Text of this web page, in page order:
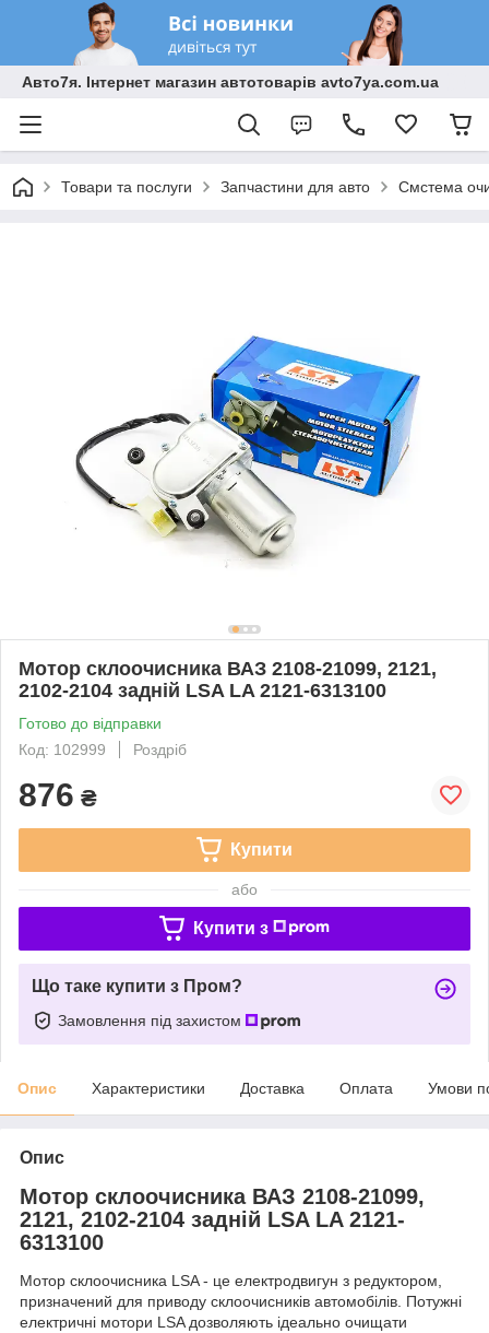
Авто7я. Інтернет магазин автотоварів avto7ya.com.ua
Товари та послуги Запчастини для авто Смстема
Мотор склоочисника ВАЗ 2108-21099, 2121,
2102-2104 задній LSA LA 2121-6313100
Готово до відправки
Код: 102999
Роздріб
876 ₴
Купити
або
Купити з
Що таке купити з Пром?
Замовлення під захистом
Опис Характеристики Доставка Оплата Умови
Опис
Мотор склоочисника ВАЗ 2108-21099,
2121, 2102-2104 задній LSA LA 2121-
6313100
Мотор склоочисника LSA - це електродвигун з редуктором,
призначений для приводу склоочисників автомобілів. Потужні
електричні мотори LSA дозволяють ідеально очищати